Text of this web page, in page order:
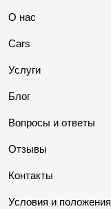
О нас
Cars
Услуги
Блог
Вопросы и ответы
Отзывы
Контакты
Условия и положения